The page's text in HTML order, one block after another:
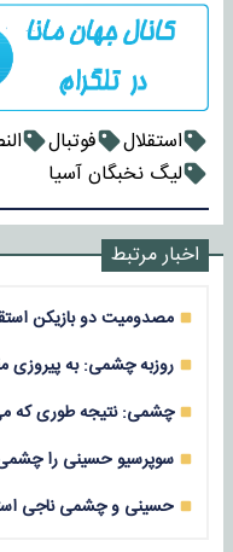
استقلال فوتبال
لیگ نخبگان آسیا
اخبار مرتبط
مصدومیت دو بازیکن
روزبه چشمی: به پیروزی
چشمی: نتیجه طوری که
سوپرسیو حسینی را
حسینی و چشمی ناجی